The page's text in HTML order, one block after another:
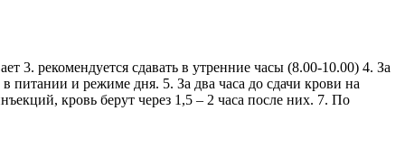
3. рекомендуется сдавать в утренние часы (8.00-10.00) 4. За
питании и режиме дня. 5. За два часа до сдачи крови на
кровь берут через 1,5 – 2 часа после них. 7. По